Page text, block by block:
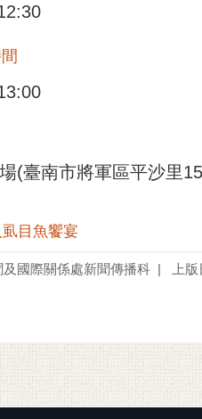
(臺南市將軍區平沙里
目魚饗宴
國際關係處新聞傳播科 上